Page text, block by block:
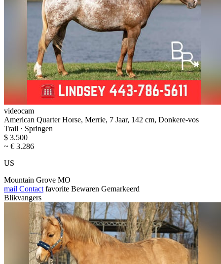
videocam
American Quarter Horse, Merrie, 7 Jaar, 142 cm, Donkere-vos
Trail · Springen
$ 3.500
~ € 3.286
US
Mountain Grove MO
mail Contact favorite Bewaren Gemarkeerd
Blikvangers